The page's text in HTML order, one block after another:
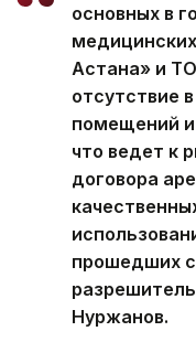
основных в
Астана» и
отсутствие
помещений и
что ведет к
договора
прошедших
Нуржанов.